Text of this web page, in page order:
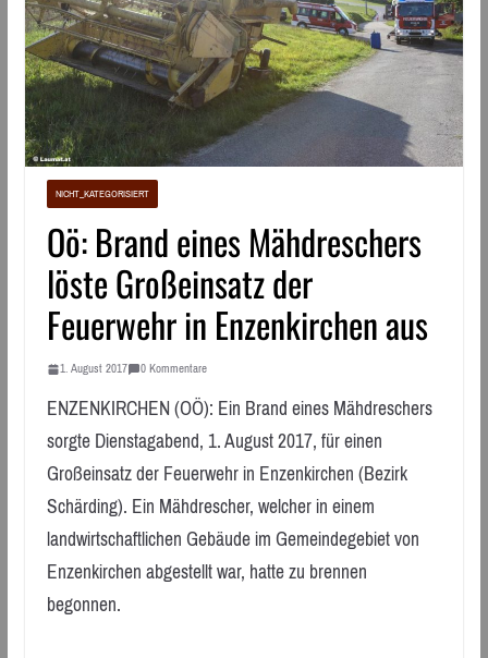
NICHT_KATEGORISIERT
Oö: Brand eines Mähdreschers
löste Großeinsatz der
Feuerwehr in Enzenkirchen aus
1. August 2017 0 Kommentare
ENZENKIRCHEN (OÖ): Ein Brand eines Mähdreschers
sorgte Dienstagabend, 1. August 2017, für einen
Großeinsatz der Feuerwehr in Enzenkirchen (Bezirk
Schärding). Ein Mähdrescher, welcher in einem
landwirtschaftlichen Gebäude im Gemeindegebiet von
Enzenkirchen abgestellt war, hatte zu brennen
begonnen.